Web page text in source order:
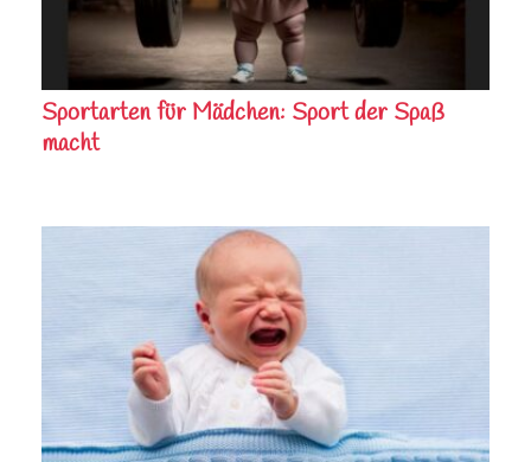
Sportarten für Mädchen: Sport der Spaß
macht